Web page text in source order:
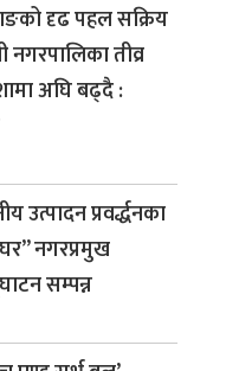
दृढ पहल सक्रिय
तीव्र
अघि बढ्दै :
उत्पादन प्रवर्द्धनका
नगरप्रमुख
सम्पन्न